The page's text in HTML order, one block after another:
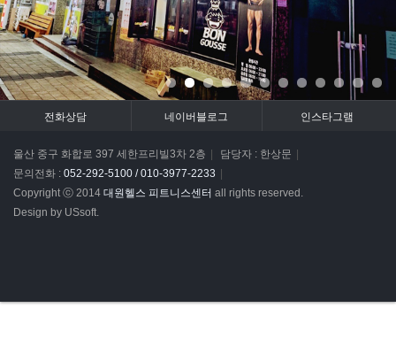
전화상담 네이버블로그 인스타그램
울산 중구 화합로 397 세한프리빌3차 2층 담당자 : 한상문
문의전화 : 052-292-5100 / 010-3977-2233
Copyright ⓒ 2014 대원헬스 피트니스센터 all rights reserved.
Design by USsoft.